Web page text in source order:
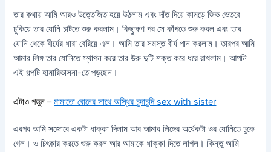
তার কথায় আমি আরও উত্তেজিত হয়ে উঠলাম এবং দাঁত দিয়ে কামড়ে জিভ ভেতরে
ঢুকিয়ে তার যোনি চাটতে শুরু করলাম। কিছুক্ষণ পর সে কাঁপতে শুরু করল এবং তার
যোনি থেকে বীর্যের ধারা বেরিয়ে এল। আমি তার সমস্ত বীর্য পান করলাম। তারপর আমি
আমার লিঙ্গ তার যোনিতে স্থাপন করে তার উরু দুটি শক্ত করে ধরে রাখলাম। আপনি
এই গল্পটি হামারিভাসনা-তে পড়ছেন।
এটাও পড়ুন – মামাতো বোনের সাথে অস্থির চুদাচুদি sex with sister
এরপর আমি সজোরে একটা ধাক্কা দিলাম আর আমার লিঙ্গের অর্ধেকটা ওর যোনিতে ঢুকে
গেল। ও চিৎকার করতে শুরু করল আর আমাকে ধাক্কা দিতে লাগল। কিন্তু আমি